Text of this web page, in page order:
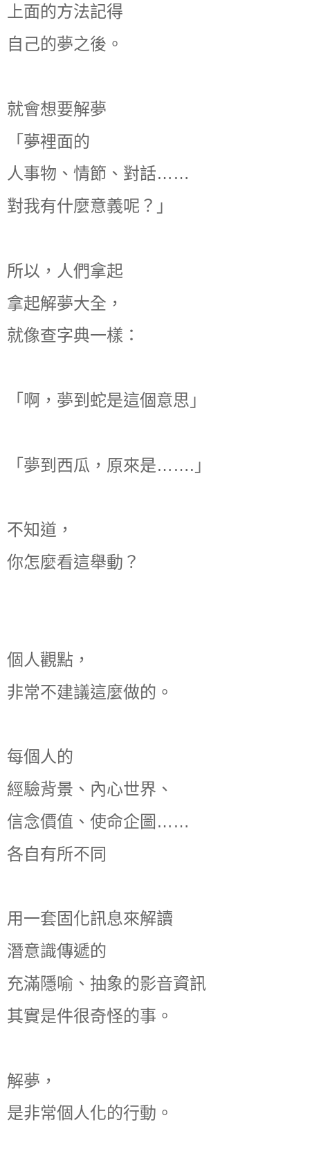
上面的方法記得
自己的夢之後。
就會想要解夢
「夢裡面的
人事物、情節、對話……
對我有什麼意義呢？」
所以，人們拿起
拿起解夢大全，
就像查字典一樣：
「啊，夢到蛇是這個意思」
「夢到西瓜，原來是…….」
不知道，
你怎麼看這舉動？
個人觀點，
非常不建議這麼做的。
每個人的
經驗背景、內心世界、
信念價值、使命企圖……
各自有所不同
用一套固化訊息來解讀
潛意識傳遞的
充滿隱喻、抽象的影音資訊
其實是件很奇怪的事。
解夢，
是非常個人化的行動。